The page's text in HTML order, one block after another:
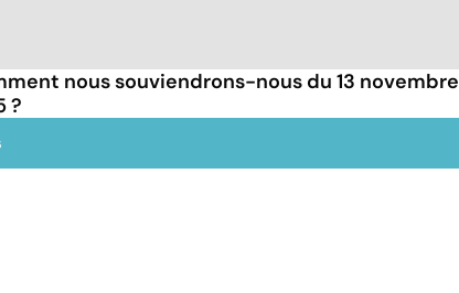
nous souviendrons-nous du 13 novembre
?